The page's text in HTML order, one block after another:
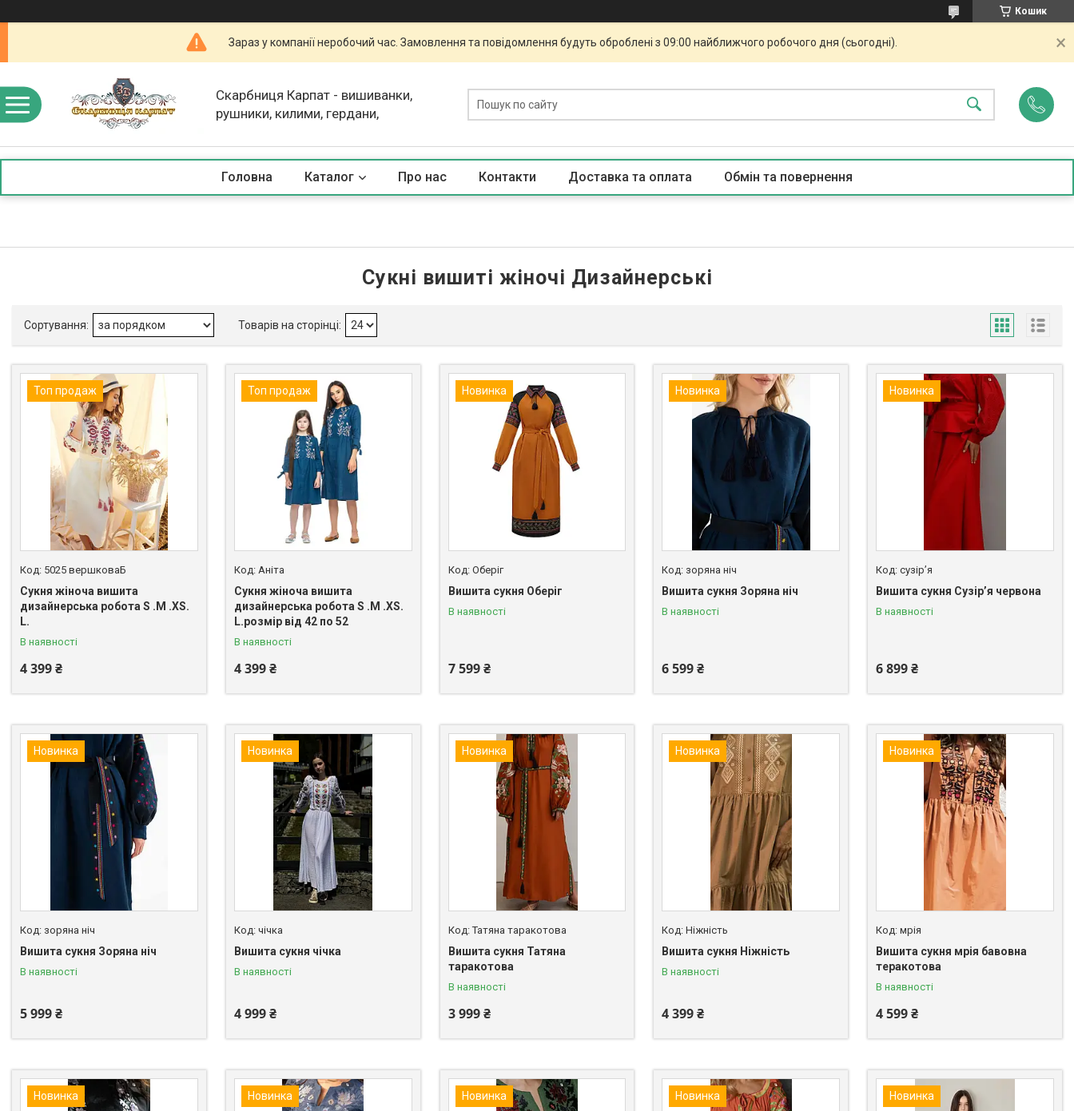
Кошик
Зараз у компанії неробочий час. Замовлення та повідомлення будуть оброблені з 09:00 найближчого робочого дня (сьогодні).
Скарбниця Карпат - вишиванки,
рушники, килими, гердани,
Головна Каталог Про нас Контакти Доставка та оплата Обмін та повернення
Сукні вишиті жіночі Дизайнерські
Топ продаж
5025 вершковаБ
Сукня жіноча вишита
дизайнерська робота S .M .XS.
L.
В наявності
4 399 ₴
Топ продаж
Аніта
Сукня жіноча вишита
дизайнерська робота S .M .XS.
L.розмір від 42 по 52
В наявності
4 399 ₴
Новинка
Оберіг
Вишита сукня Оберіг
В наявності
7 599 ₴
Новинка
зоряна ніч
Вишита сукня Зоряна ніч
В наявності
6 599 ₴
Новинка
сузірʼя
Вишита сукня Сузірʼя червона
В наявності
6 899 ₴
Новинка
зоряна ніч
Вишита сукня Зоряна ніч
В наявності
5 999 ₴
Новинка
чічка
Вишита сукня чічка
В наявності
4 999 ₴
Новинка
Татяна таракотова
Вишита сукня Татяна
таракотова
В наявності
3 999 ₴
Новинка
Ніжність
Вишита сукня Ніжність
В наявності
4 399 ₴
Новинка
мрія
Вишита сукня мрія бавовна
теракотова
В наявності
4 599 ₴
Новинка Новинка Новинка Новинка Новинка